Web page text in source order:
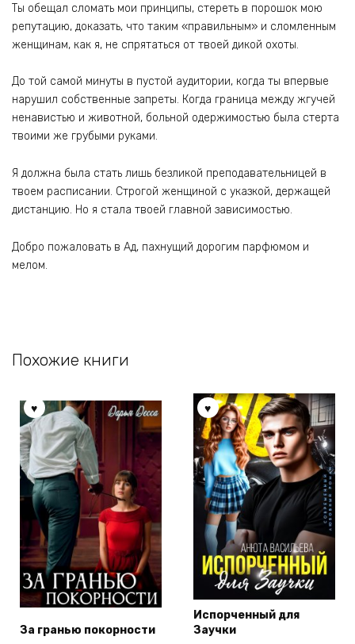
Ты обещал сломать мои принципы, стереть в порошок мою
репутацию, доказать, что таким «правильным» и сломленным
женщинам, как я, не спрятаться от твоей дикой охоты.
До той самой минуты в пустой аудитории, когда ты впервые
нарушил собственные запреты. Когда граница между жгучей
ненавистью и животной, больной одержимостью была стерта
твоими же грубыми руками.
Я должна была стать лишь безликой преподавательницей в
твоем расписании. Строгой женщиной с указкой, держащей
дистанцию. Но я стала твоей главной зависимостью.
Добро пожаловать в Ад, пахнущий дорогим парфюмом и
мелом.
Похожие книги
За гранью покорности
Испорченный для
Заучки